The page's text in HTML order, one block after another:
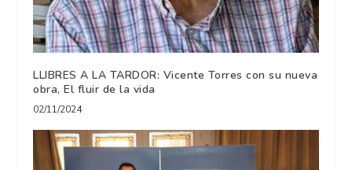
LLIBRES A LA TARDOR: Vicente Torres con su nueva
obra, El fluir de la vida
02/11/2024